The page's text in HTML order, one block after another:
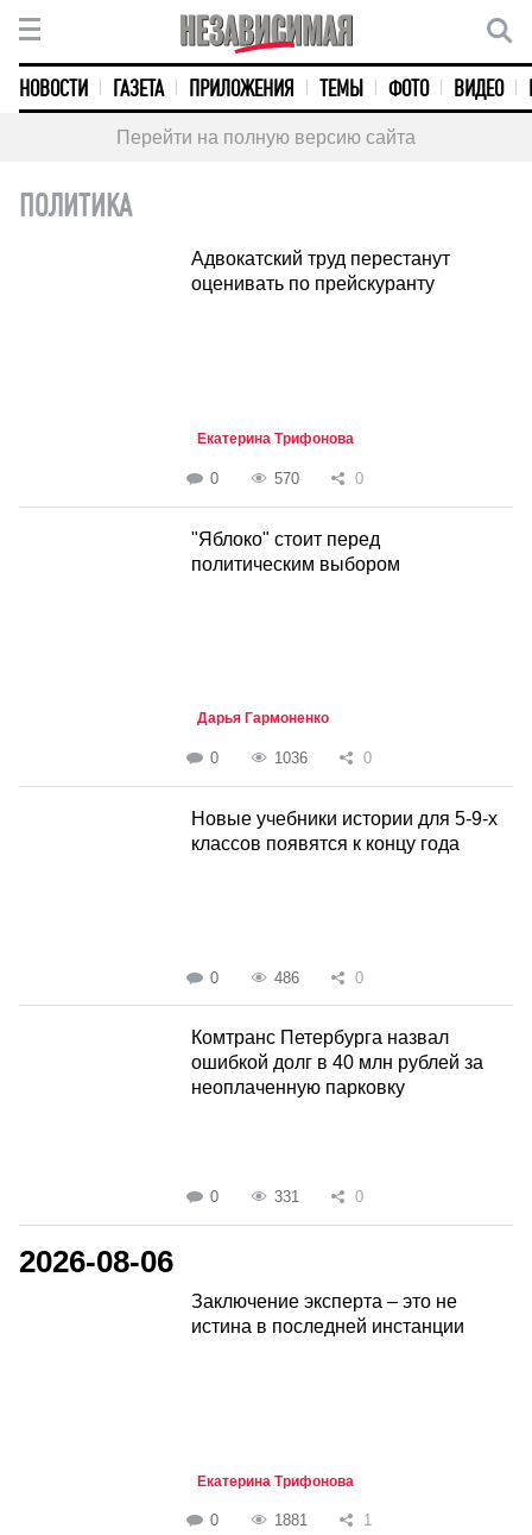
НОВОСТИ ГАЗЕТА ПРИЛОЖЕНИЯ ТЕМЫ ФОТО ВИДЕО
Перейти на полную версию сайта
ПОЛИТИКА
Адвокатский труд перестанут
оценивать по прейскуранту
Екатерина Трифонова
0 570 0
"Яблоко" стоит перед
политическим выбором
Дарья Гармоненко
0 1036 0
Новые учебники истории для 5-9-х
классов появятся к концу года
0 486 0
Комтранс Петербурга назвал
ошибкой долг в 40 млн рублей за
неоплаченную парковку
0 331 0
2026-08-06
Заключение эксперта – это не
истина в последней инстанции
Екатерина Трифонова
0 1881 1